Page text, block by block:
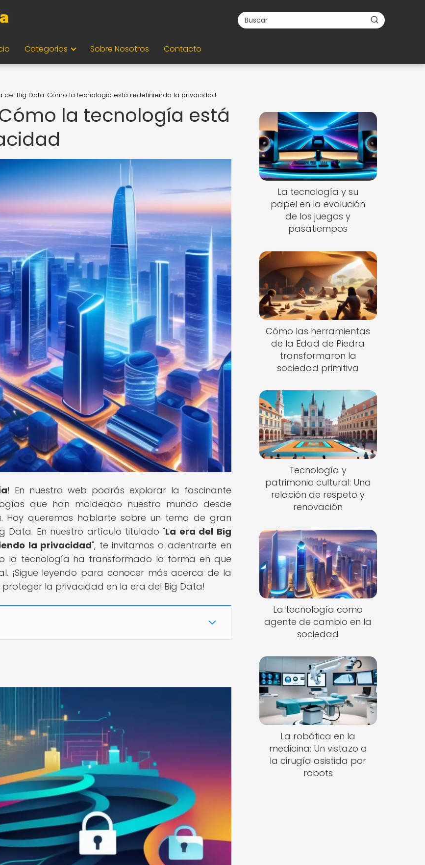
Categorias Sobre Nosotros Contacto
del Big Data: Cómo la tecnología está redefiniendo la privacidad
la tecnología está
! En nuestra web podrás explorar la fascinante
que han moldeado nuestro mundo desde
Hoy queremos hablarte sobre un tema de gran
Data. En nuestro artículo titulado "La era del Big
la privacidad", te invitamos a adentrarte en
la tecnología ha transformado la forma en que
¡Sigue leyendo para conocer más acerca de la
la privacidad en la era del Big Data!
La tecnología y su
papel en la evolución
de los juegos y
pasatiempos
Cómo las herramientas
de la Edad de Piedra
transformaron la
sociedad primitiva
Tecnología y
patrimonio cultural: Una
relación de respeto y
renovación
La tecnología como
agente de cambio en la
sociedad
La robótica en la
medicina: Un vistazo a
la cirugía asistida por
robots